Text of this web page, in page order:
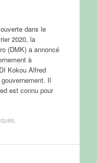
dans le
2020, la
(DMK) a annoncé
à
Kokou Alfred
Il
est connu pour
.